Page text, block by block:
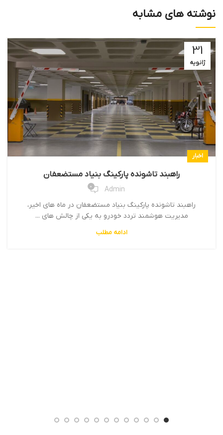
نوشته های مشابه
31
ژانویه
اخبار
راهبند تاشونده پارکینگ بنیاد مستضعفان
Admin
0
راهبند تاشونده پارکینگ بنیاد مستضعفان در ماه های اخیر،
مدیریت هوشمند تردد خودرو به یکی از چالش های ...
ادامه مطلب